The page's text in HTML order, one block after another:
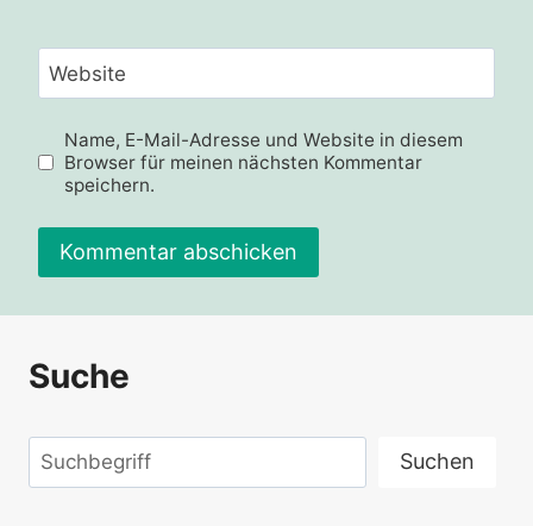
Website
Name, E-Mail-Adresse und Website in diesem
Browser für meinen nächsten Kommentar
speichern.
Suche
Suchen Suchen